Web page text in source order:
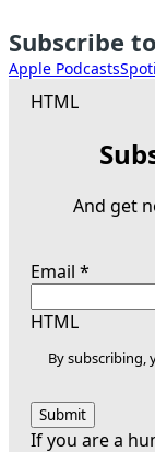
Subscribe
Apple Podcasts
HTML
And get
Email *
HTML
By subscribing,
If you are a